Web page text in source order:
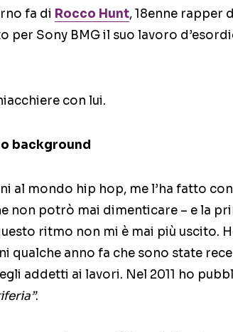
fa di Rocco Hunt, 18enne rapper
per Sony BMG il suo lavoro
con lui.
background
al mondo hip hop, me l’ha fatto
non potrò mai dimenticare – e la
ritmo non mi è mai più uscito.
qualche anno fa che sono state
addetti ai lavori. Nel 2011 ho
.